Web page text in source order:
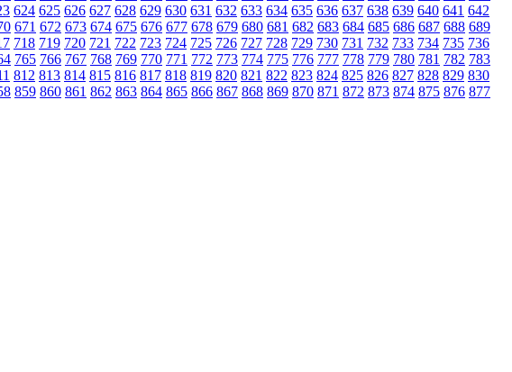
624 625 626 627 628 629 630 631 632 633 634 635 636 637 638 639 640 641 642
671 672 673 674 675 676 677 678 679 680 681 682 683 684 685 686 687 688 689
718 719 720 721 722 723 724 725 726 727 728 729 730 731 732 733 734 735 736
765 766 767 768 769 770 771 772 773 774 775 776 777 778 779 780 781 782 783
812 813 814 815 816 817 818 819 820 821 822 823 824 825 826 827 828 829 830
859 860 861 862 863 864 865 866 867 868 869 870 871 872 873 874 875 876 877